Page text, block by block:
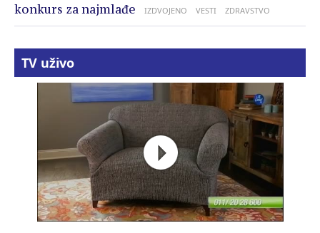
konkurs za najmlađe
IZDVOJENO VESTI ZDRAVSTVO
TV uživo